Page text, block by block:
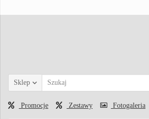
Sklep
Promocje Zestawy Fotogaleria